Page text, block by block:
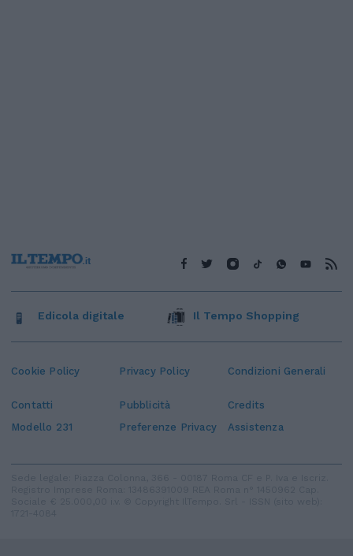
Cookie Policy Privacy Policy Condizioni Generali
Contatti Pubblicità
Credits
Modello 231
Preferenze Privacy Assistenza
Edicola digitale Il Tempo Shopping